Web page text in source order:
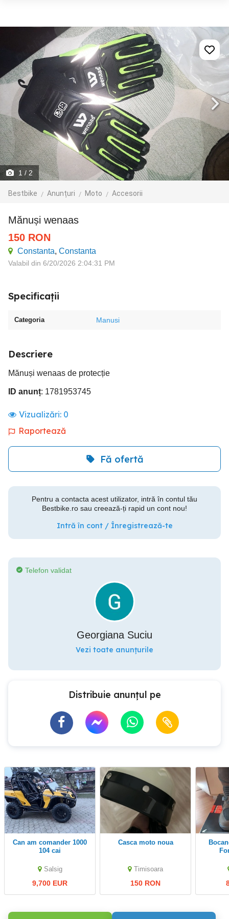
1/ 2
Bestbike Anunțuri Moto Accesorii
Mănuși wenaas
150 RON
Constanta, Constanta
Valabil din 6/20/2026 2:04:31 PM
Specificații
Categoria Manusi
Descriere
Mănuși wenaas de protecție
ID anunț: 1781953745
Vizualizări: 0
Raportează
Fă ofertă
Pentru a contacta acest utilizator, intră în contul tău
Bestbike.ro sau creează-ți rapid un cont nou!
Intră în cont / Înregistrează-te
Telefon validat
Georgiana Suciu
Vezi toate anunțurile
Distribuie anunțul pe
can am comander 1000
104 cai
Salsig
9,700 EUR
casca moto noua
Timisoara
150 RON
Bocanci Moto,marca